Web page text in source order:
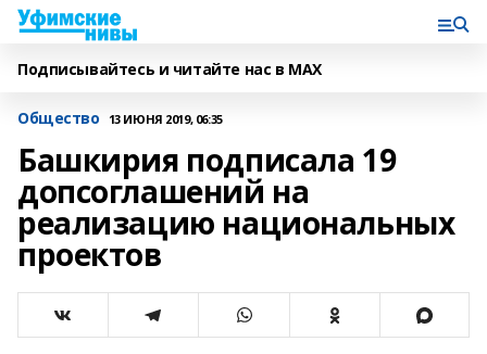
Подписывайтесь и читайте нас в MAX
Общество 13 ИЮНЯ 2019, 06:35
Башкирия подписала 19
допсоглашений на
реализацию национальных
проектов